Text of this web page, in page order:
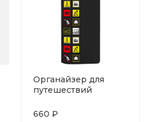
Органайзер для
путешествий
и газ
660 ₽